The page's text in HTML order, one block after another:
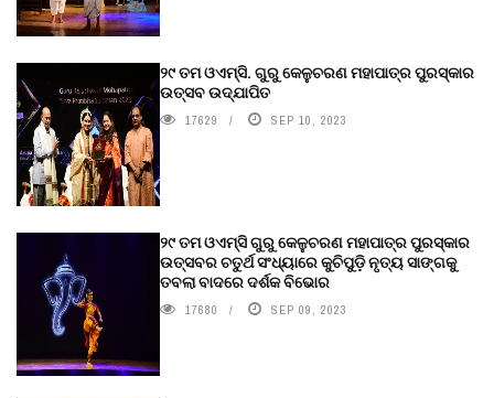
୨୯ ତମ ଓଏମ୍‌ସି. ଗୁରୁ କେଳୁଚରଣ ମହାପାତ୍ର ପୁରସ୍କାର
ଉତ୍ସବ ଉଦ୍‍ଯାପିତ
17629 SEP 10, 2023
୨୯ ତମ ଓଏମ୍‌ସି ଗୁରୁ କେଳୁଚରଣ ମହାପାତ୍ର ପୁରସ୍କାର
ଉତ୍ସବର ଚତୁର୍ଥ ସଂଧ୍ୟାରେ କୁଚିପୁଡ଼ି ନୃତ୍ୟ ସାଙ୍ଗକୁ
ତବଲା ବାଦରେ ଦର୍ଶକ ବିଭୋର
17680 SEP 09, 2023